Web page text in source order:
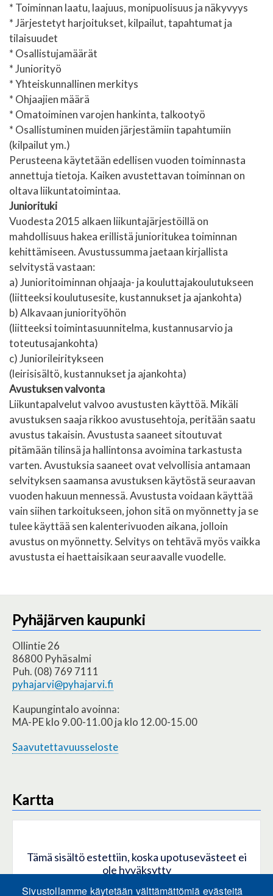
* Toiminnan laatu, laajuus, monipuolisuus ja näkyvyys
* Järjestetyt harjoitukset, kilpailut, tapahtumat ja
tilaisuudet
* Osallistujamäärät
* Juniorityö
* Yhteiskunnallinen merkitys
* Ohjaajien määrä
* Omatoiminen varojen hankinta, talkootyö
* Osallistuminen muiden järjestämiin tapahtumiin
(kilpailut ym.)
Perusteena käytetään edellisen vuoden toiminnasta
annettuja tietoja. Kaiken avustettavan toiminnan on
oltava liikuntatoimintaa.
Juniorituki
Vuodesta 2015 alkaen liikuntajärjestöillä on
mahdollisuus hakea erillistä junioritukea toiminnan
kehittämiseen. Avustussumma jaetaan kirjallista
selvitystä vastaan:
a) Junioritoiminnan ohjaaja- ja kouluttajakoulutukseen
(liitteeksi koulutusesite, kustannukset ja ajankohta)
b) Alkavaan juniorityöhön
(liitteeksi toimintasuunnitelma, kustannusarvio ja
toteutusajankohta)
c) Juniorileiritykseen
(leirisisältö, kustannukset ja ajankohta)
Avustuksen valvonta
Liikuntapalvelut valvoo avustusten käyttöä. Mikäli
avustuksen saaja rikkoo avustusehtoja, peritään saatu
avustus takaisin. Avustusta saaneet sitoutuvat
pitämään tilinsä ja hallintonsa avoimina tarkastusta
varten. Avustuksia saaneet ovat velvollisia antamaan
selvityksen saamansa avustuksen käytöstä seuraavan
vuoden hakuun mennessä. Avustusta voidaan käyttää
vain siihen tarkoitukseen, johon sitä on myönnetty ja se
tulee käyttää sen kalenterivuoden aikana, jolloin
avustus on myönnetty. Selvitys on tehtävä myös vaikka
avustusta ei haettaisikaan seuraavalle vuodelle.
Pyhäjärven kaupunki
Ollintie 26
86800 Pyhäsalmi
Puh. (08) 769 7111
pyhajarvi@pyhajarvi.fi
Kaupungintalo avoinna:
MA-PE klo 9.00-11.00 ja klo 12.00-15.00
Saavutettavuusseloste
Kartta
Tämä sisältö estettiin, koska upotusevästeet ei
ole hyväksytty
Sivustollamme käytetään välttämättömiä evästeitä